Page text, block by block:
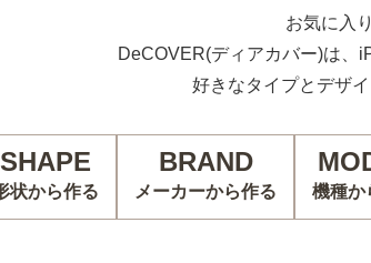
お気に入
DeCOVER(ディアカバー)は、
好きなタイプとデザ
SHAPE
状から作る
BRAND
メーカーから作る 機種か